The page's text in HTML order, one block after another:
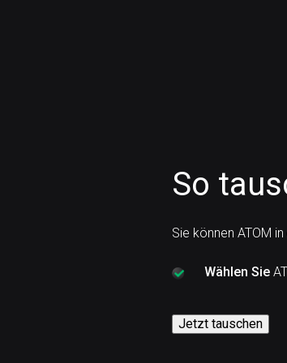
So
Sie können ATOM
Wählen Sie
Jetzt tauschen